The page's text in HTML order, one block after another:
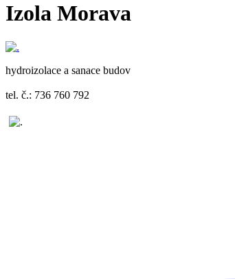
Izola Morava
hydroizolace a sanace budov
tel. č.: 736 760 792